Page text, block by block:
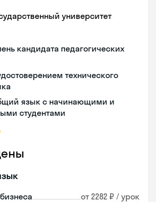
университет
кандидата педагогических
технического
язык с начинающими и
студентами
от 2282 ₽ / урок